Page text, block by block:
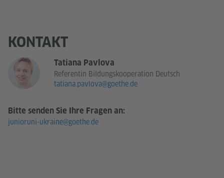
KONTAKT
Tatiana Pavlova
Referentin Bildungskooperation Deutsch
tatiana.pavlova@goethe.de
Bitte senden Sie Ihre Fragen an:
junioruni-ukraine@goethe.de